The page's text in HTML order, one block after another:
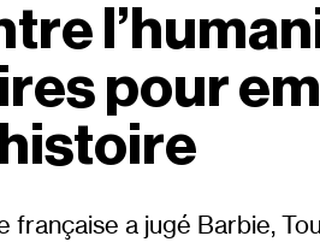
pour
française a jugé Barbie,